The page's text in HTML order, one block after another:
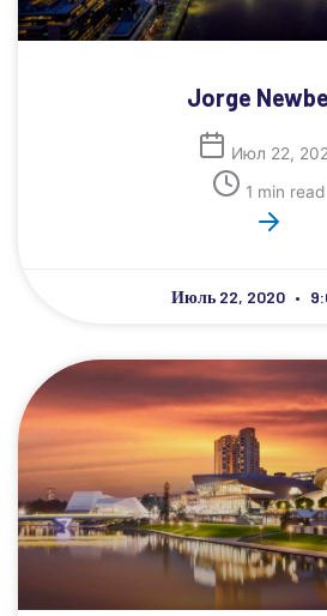
Jorge
Июл 22,
1 min read
Июль 22, 2020